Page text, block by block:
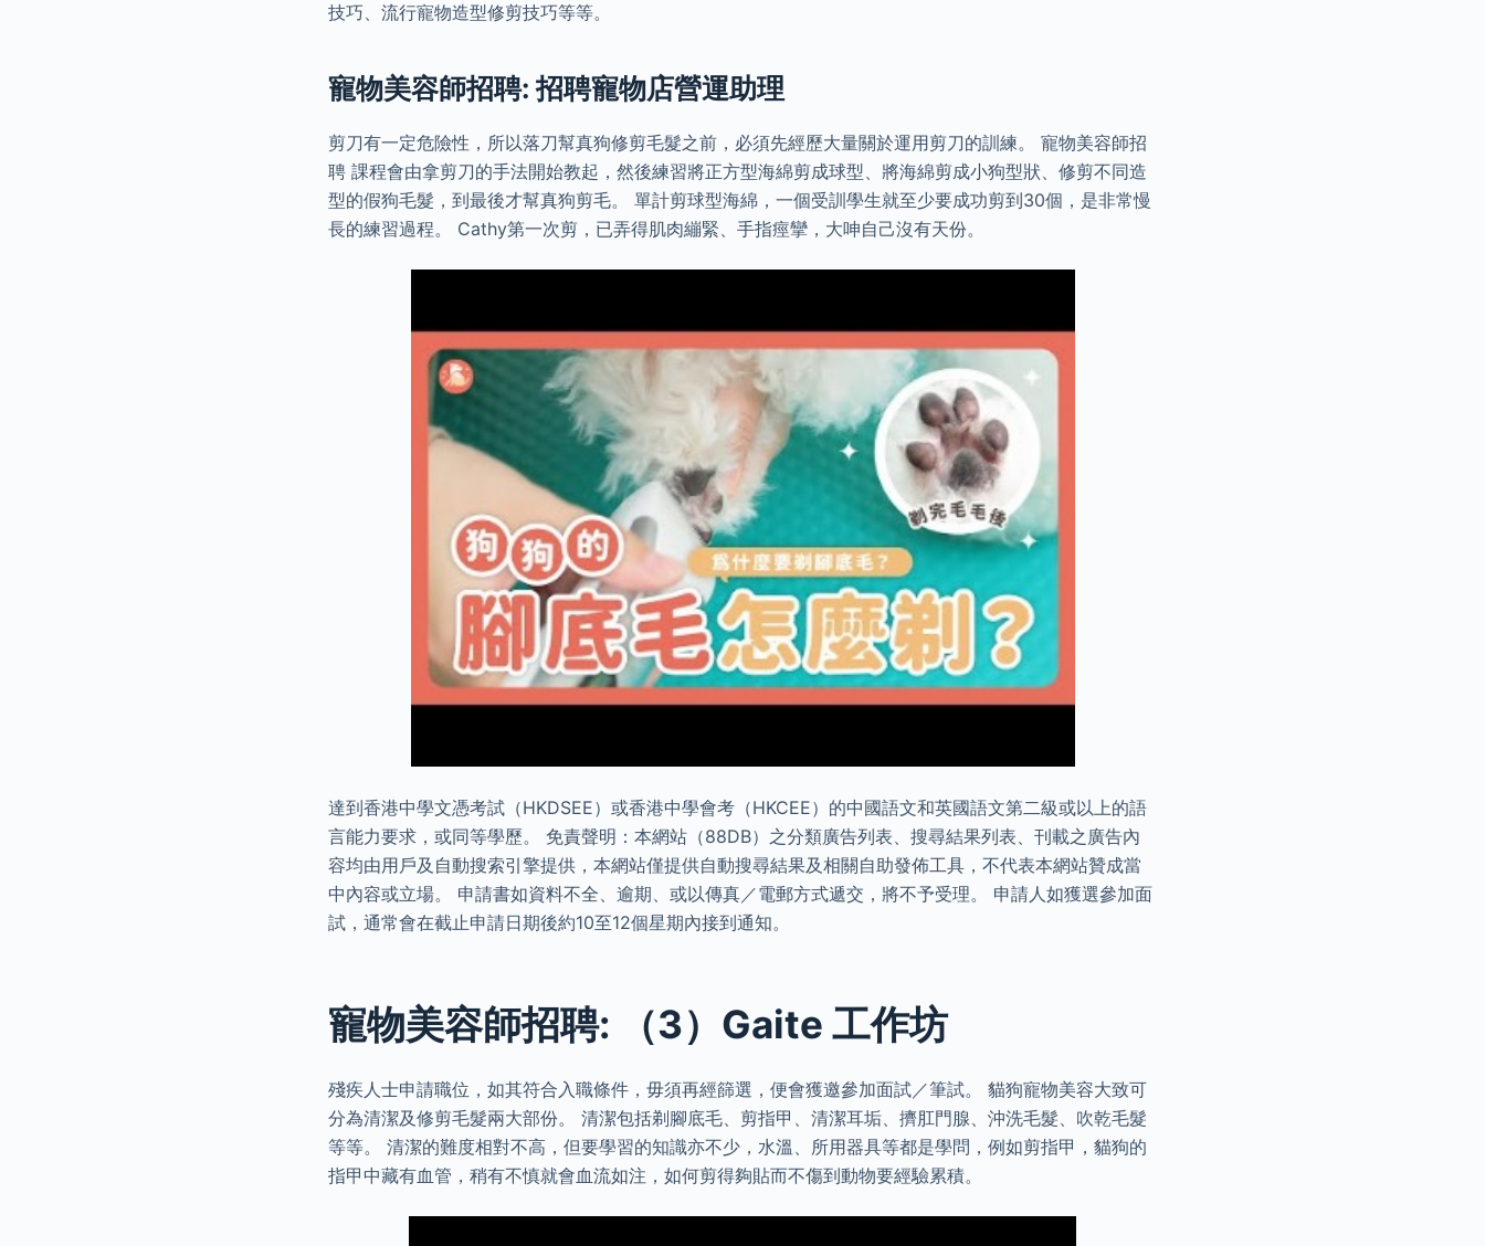
技巧、流行寵物造型修剪技巧等等。
寵物美容師招聘: 招聘寵物店營運助理
剪刀有一定危險性，所以落刀幫真狗修剪毛髮之前，必須先經歷大量關於運用剪刀的訓練。 寵物美容師招
聘 課程會由拿剪刀的手法開始教起，然後練習將正方型海綿剪成球型、將海綿剪成小狗型狀、修剪不同造
型的假狗毛髮，到最後才幫真狗剪毛。 單計剪球型海綿，一個受訓學生就至少要成功剪到30個，是非常慢
長的練習過程。 Cathy第一次剪，已弄得肌肉繃緊、手指痙攣，大呻自己沒有天份。
達到香港中學文憑考試（HKDSEE）或香港中學會考（HKCEE）的中國語文和英國語文第二級或以上的語
言能力要求，或同等學歷。 免責聲明：本網站（88DB）之分類廣告列表、搜尋結果列表、刊載之廣告內
容均由用戶及自動搜索引擎提供，本網站僅提供自動搜尋結果及相關自助發佈工具，不代表本網站贊成當
中內容或立場。 申請書如資料不全、逾期、或以傳真／電郵方式遞交，將不予受理。 申請人如獲選參加面
試，通常會在截止申請日期後約10至12個星期內接到通知。
寵物美容師招聘: （3）Gaite 工作坊
殘疾人士申請職位，如其符合入職條件，毋須再經篩選，便會獲邀參加面試／筆試。 貓狗寵物美容大致可
分為清潔及修剪毛髮兩大部份。 清潔包括剃腳底毛、剪指甲、清潔耳垢、擠肛門腺、沖洗毛髮、吹乾毛髮
等等。 清潔的難度相對不高，但要學習的知識亦不少，水溫、所用器具等都是學問，例如剪指甲，貓狗的
指甲中藏有血管，稍有不慎就會血流如注，如何剪得夠貼而不傷到動物要經驗累積。